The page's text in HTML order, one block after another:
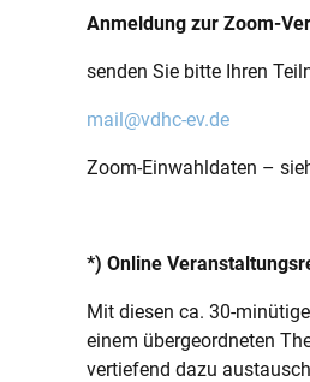
Anmeldung zur Zoom-
senden Sie bitte Ihren
mail@vdhc-ev.de
Zoom-Einwahldaten –
*) Online
Mit diesen ca. 30-
einem übergeordneten
vertiefend dazu